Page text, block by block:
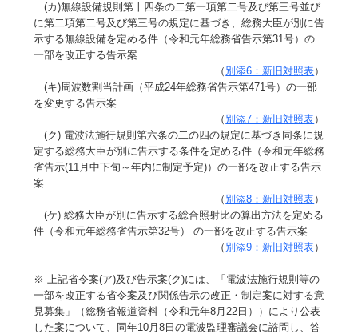
(カ)無線設備規則第十四条の二第一項第二号及び第三号並び
に第二項第二号及び第三号の規定に基づき、総務大臣が別に告
示する無線設備を定める件（令和元年総務省告示第31号）の
一部を改正する告示案
（ 別添6：新旧対照表）
(キ)周波数割当計画（平成24年総務省告示第471号）の一部
を変更する告示案
（ 別添7：新旧対照表）
(ク) 電波法施行規則第六条の二の四の規定に基づき同条に規
定する総務大臣が別に告示する条件を定める件（令和元年総務
省告示(11月中下旬～年内に制定予定)）の一部を改正する告示
案
（ 別添8：新旧対照表）
(ケ) 総務大臣が別に告示する総合照射比の算出方法を定める
件（令和元年総務省告示第32号） の一部を改正する告示案
（ 別添9：新旧対照表）
※ 上記省令案(ア)及び告示案(ク)には、「電波法施行規則等の
一部を改正する省令案及び関係告示の改正・制定案に対する意
見募集」（総務省報道資料（令和元年8月22日））により公表
した案について、同年10月8日の電波監理審議会に諮問し、答